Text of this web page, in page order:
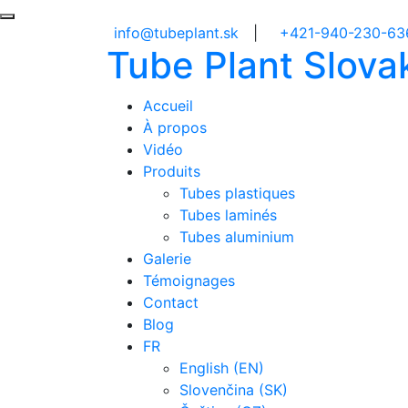
info@tubeplant.sk +421-940-230-
Tube Plant
Accueil
À propos
Vidéo
Produits
Tubes plastiques
Tubes laminés
Tubes aluminium
Galerie
Témoignages
Contact
Blog
FR
English (EN)
Slovenčina (SK)